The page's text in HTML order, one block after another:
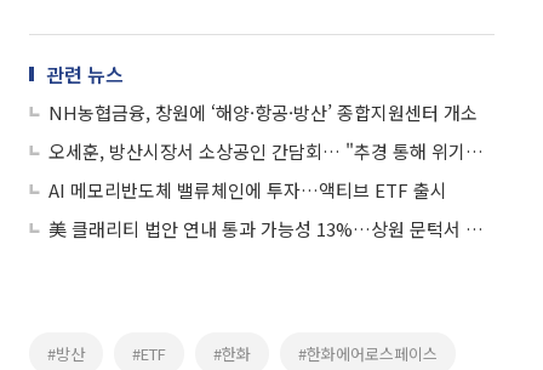
관련 뉴스
NH농협금융, 창원에 ‘해양·항공·방산’ 종합지원센터 개소
오세훈, 방산시장서 소상공인 간담회… "추경 통해 위기대응 자금 지원"
AI 메모리반도체 밸류체인에 투자…액티브 ETF 출시
美 클래리티 법안 연내 통과 가능성 13%…상원 문턱서 제동
#방산 #ETF #한화 #한화에어로스페이스